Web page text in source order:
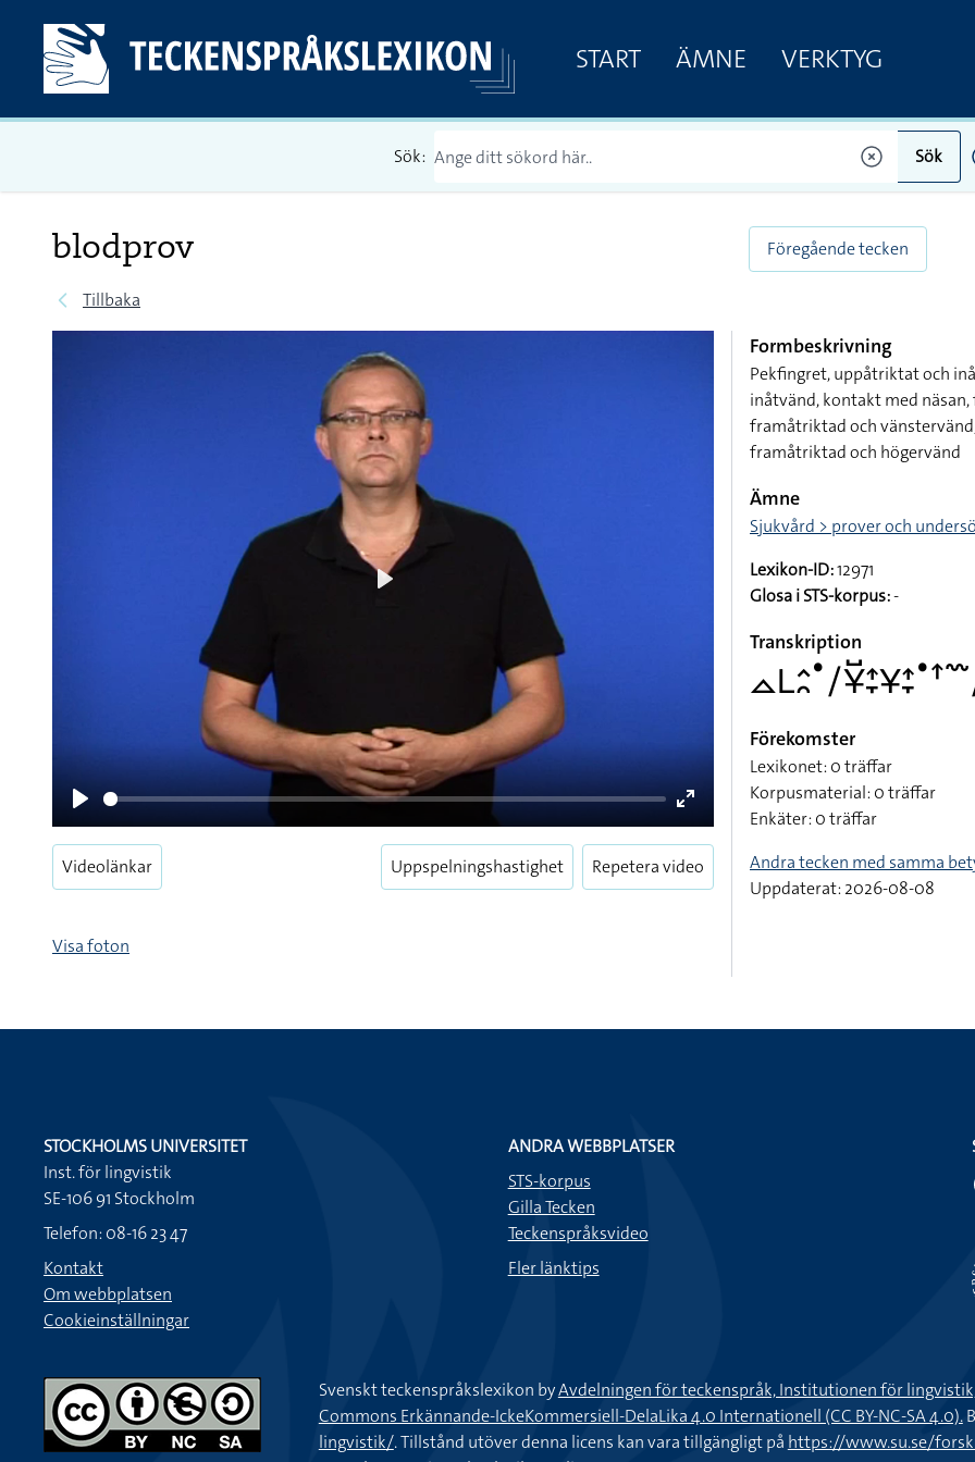
START ÄMNE VERKTYG
Sök: Sök
blodprov
Tillbaka
Föregående tecken
Videolänkar Uppspelningshastighet Repetera video
Visa foton
Formbeskrivning
Pekfingret, uppåtriktat och
inåtvänd, kontakt med
framåtriktad och
framåtriktad och högervänd
Ämne
Sjukvård > prover och
Lexikon-ID:12971
Glosa i STS-korpus:-
Transkription
Förekomster
Lexikonet: 0 träffar
Korpusmaterial: 0 träffar
Enkäter: 0 träffar
Andra tecken med samma
Uppdaterat: 2026-08-08
STOCKHOLMS UNIVERSITET
Inst. för lingvistik
SE-106 91 Stockholm
Telefon: 08-16 23 47
Kontakt
Om webbplatsen
Cookieinställningar
ANDRA WEBBPLATSER
STS-korpus
Gilla Tecken
Teckenspråksvideo
Fler länktips
Svenskt teckenspråkslexikon byAvdelningen för teckenspråk, Institutionen för
Commons Erkännande-IckeKommersiell-DelaLika 4.0 Internationell (CC BY-NC-SA 4.0).
lingvistik/. Tillstånd utöver denna licens kan vara tillgängligt på https://www.su.se/